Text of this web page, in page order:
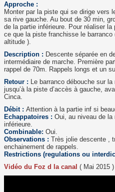
Approche :
Monter par la piste qui se dirige vers
sa rive gauche. Au bout de 30 min,
de la partie inférieure. Pour réaliser la
ce que la piste franchisse le
altitude ).
Description : Descente séparée en
intermédiaire de marche. Première
rappel de 70m. Rappels longs et un
Retour : Le barranco débouche sur
jusqu’à la piste d’accès à gauche,
Cinca.
Débit : Attention à la partie inf si
Echappatoires : Oui, au niveau de la
inférieure.
Combinable: Oui.
Observations : Très jolie descente ,
enchainement de rappels.
Restrictions (regulations ou
Vidéo du Foz d la canal ( Mai 2015